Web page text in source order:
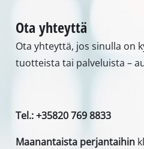
Ota yhteyttä
Ota yhteyttä, jos sinulla on
tuotteista tai palveluista –
Tel.: +35820 769 8833
Maanantaista perjantaihin